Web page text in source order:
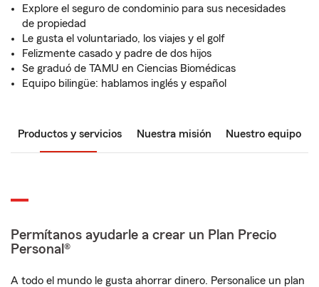
Explore el seguro de condominio para sus necesidades
de propiedad
Le gusta el voluntariado, los viajes y el golf
Felizmente casado y padre de dos hijos
Se graduó de TAMU en Ciencias Biomédicas
Equipo bilingüe: hablamos inglés y español
Productos y servicios Nuestra misión Nuestro equipo
Permítanos ayudarle a crear un Plan Precio
Personal®
A todo el mundo le gusta ahorrar dinero. Personalice un plan